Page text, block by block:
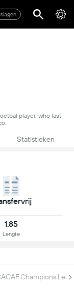
player, who last
Statistieken
1.85
Lengte
Champions